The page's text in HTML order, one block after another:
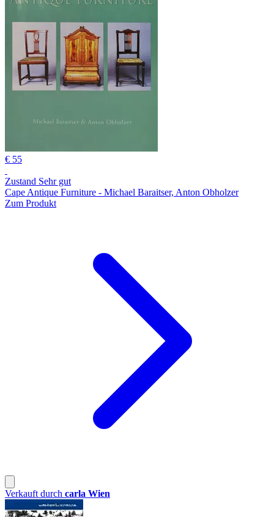
€ 55
Zustand Sehr gut
Cape Antique Furniture - Michael Baraitser, Anton Obholzer
Zum Produkt
Verkauft durch carla Wien